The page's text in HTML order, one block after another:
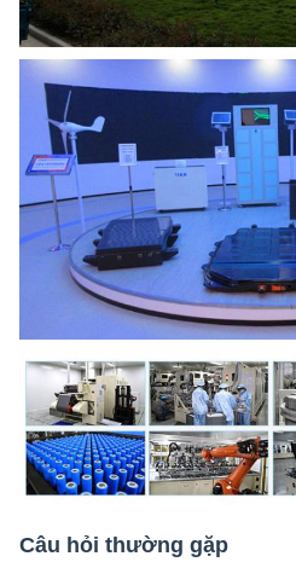
Câu hỏi thường gặp